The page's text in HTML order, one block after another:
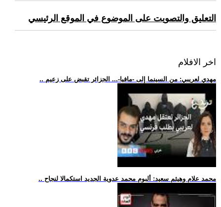
التعليق والتصويت على الموضوع في الموقع الرئيسي
اخر الافلام
.. مهدي لعريبي: من السينما إلى -مافيا-... الجزائر تقبض على زعيم
.. محمد علام وهيثم سعيد: ألبوم محمد عدوية الجديد استكمالا لنجاح